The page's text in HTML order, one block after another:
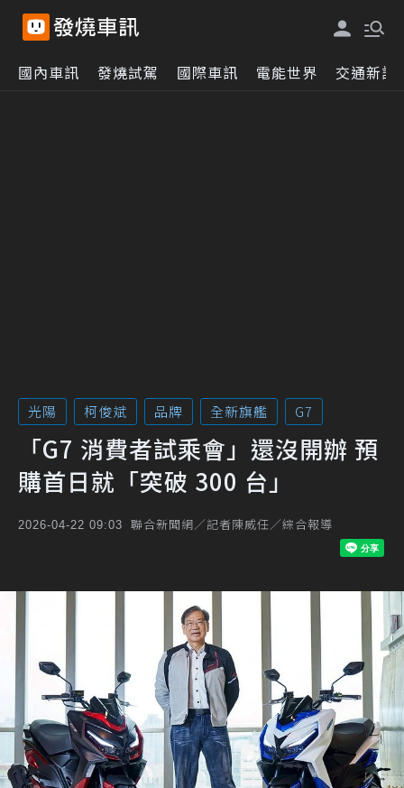
國內車訊 發燒試駕 國際車訊 電能世界 交通新訊
光陽 柯俊斌 品牌 全新旗艦 G7
「G7 消費者試乘會」還沒開辦 預
購首日就「突破 300 台」
2026-04-22 09:03 聯合新聞網／記者陳威任／綜合報導